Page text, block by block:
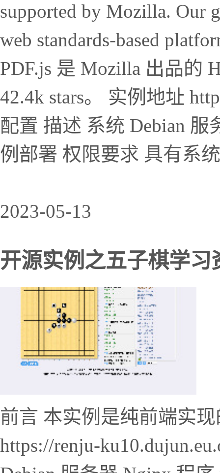
supported by Mozilla. Our
web standards-based
PDF.js 是 Mozilla 出品的
42.4k stars。 实例地址
配置 描述 系统 Debian 服
例部署 权限要求 具有系
2023-05-13
开源实例之五子棋学习
前言 本实例是纯前端实
https://renju-